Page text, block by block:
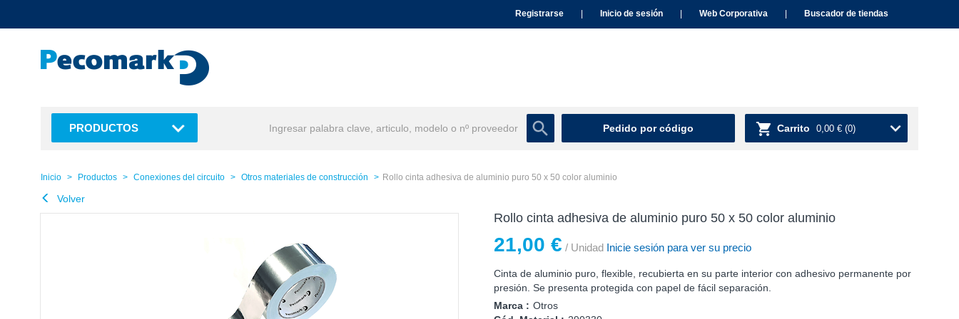
Registrarse Inicio de sesión Web Corporativa Buscador de tiendas
Pedido por código Carrito 0,00 € (0)
PRODUCTOS
Inicio Productos Conexiones del circuito Otros materiales de construcción Rollo cinta adhesiva de aluminio puro 50 x 50 color aluminio
Volver
Rollo cinta adhesiva de aluminio puro 50 x 50 color aluminio
21,00 € / Unidad Inicie sesión para ver su precio
Cinta de aluminio puro, flexible, recubierta en su parte interior con adhesivo permanente por
presión. Se presenta protegida con papel de fácil separación.
Marca : Otros